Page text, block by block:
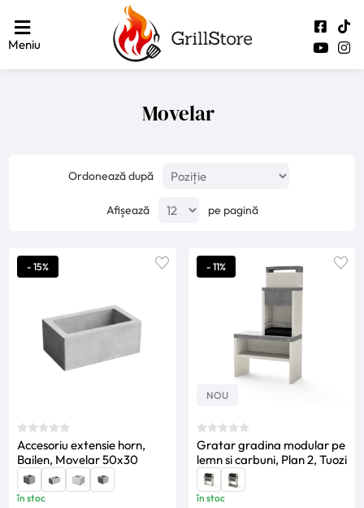
Meniu
Movelar
Ordonează după
Afișează pe pagină
- 15%
Accesoriu extensie horn,
Bailen, Movelar 50x30
în stoc
- 11%
NOU
Gratar gradina modular pe
lemn si carbuni, Plan 2, Tuozi
în stoc